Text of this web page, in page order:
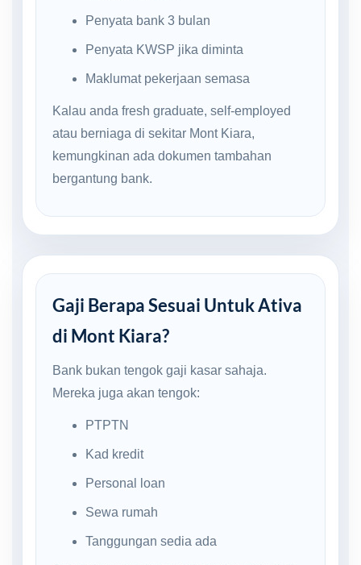
Penyata bank 3 bulan
Penyata KWSP jika diminta
Maklumat pekerjaan semasa
Kalau anda fresh graduate, self-employed
atau berniaga di sekitar Mont Kiara,
kemungkinan ada dokumen tambahan
bergantung bank.
Gaji Berapa Sesuai Untuk Ativa
di Mont Kiara?
Bank bukan tengok gaji kasar sahaja.
Mereka juga akan tengok:
PTPTN
Kad kredit
Personal loan
Sewa rumah
Tanggungan sedia ada